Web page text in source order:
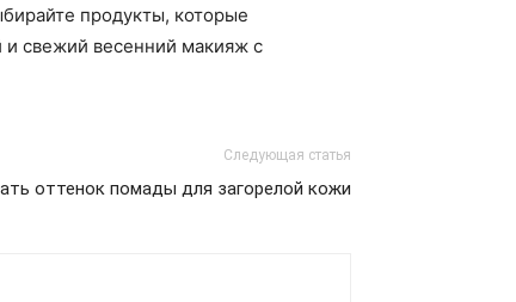
продукты, которые
и свежий весенний макияж с
Следующая статья
оттенок помады для загорелой кожи